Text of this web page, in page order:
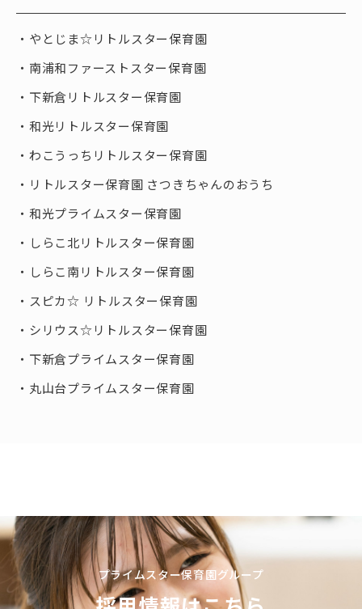
やとじま☆リトルスター保育園
南浦和ファーストスター保育園
下新倉リトルスター保育園
和光リトルスター保育園
わこうっちリトルスター保育園
リトルスター保育園 さつきちゃんのおうち
和光プライムスター保育園
しらこ北リトルスター保育園
しらこ南リトルスター保育園
スピカ☆ リトルスター保育園
シリウス☆リトルスター保育園
下新倉プライムスター保育園
丸山台プライムスター保育園
プライムスター保育園グループ